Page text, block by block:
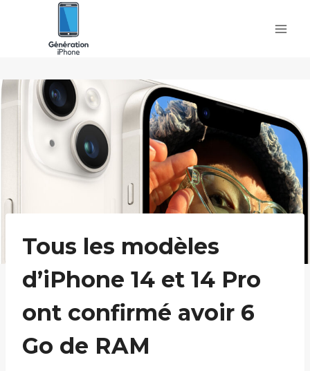
Tous les modèles
d’iPhone 14 et 14 Pro
ont confirmé avoir 6
Go de RAM